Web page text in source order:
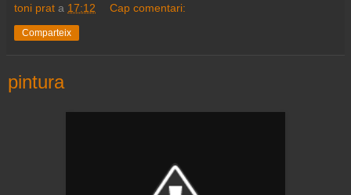
toni prat a 17:12 Cap comentari:
Comparteix
pintura